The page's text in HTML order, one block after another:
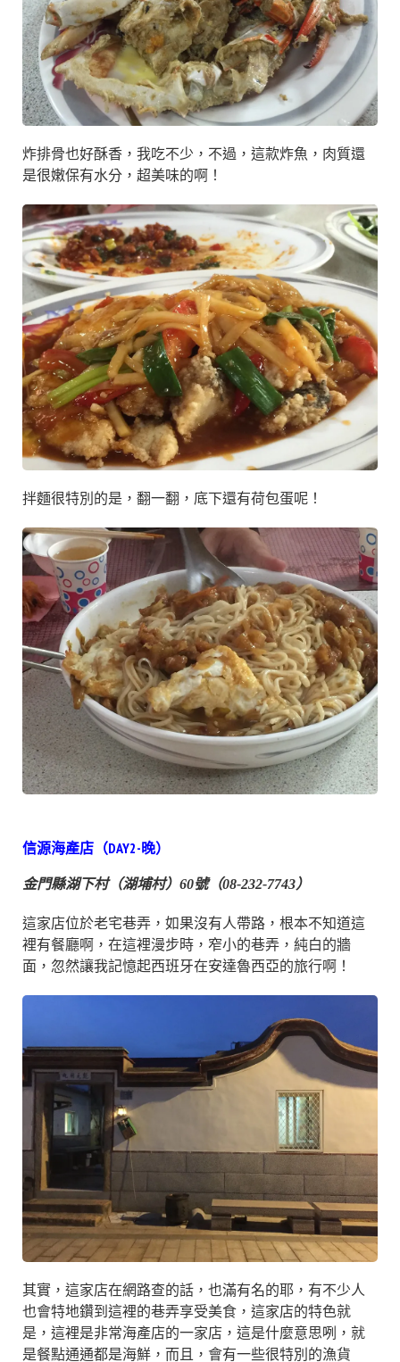
炸排骨也好酥香，我吃不少，不過，這款炸魚，肉質還
是很嫩保有水分，超美味的啊！
拌麵很特別的是，翻一翻，底下還有荷包蛋呢！
信源海產店（DAY2-晚）
金門縣湖下村（湖埔村）60號（08-232-7743）
這家店位於老宅巷弄，如果沒有人帶路，根本不知道這
裡有餐廳啊，在這裡漫步時，窄小的巷弄，純白的牆
面，忽然讓我記憶起西班牙在安達魯西亞的旅行啊！
其實，這家店在網路查的話，也滿有名的耶，有不少人
也會特地鑽到這裡的巷弄享受美食，這家店的特色就
是，這裡是非常海產店的一家店，這是什麼意思咧，就
是餐點通通都是海鮮，而且，會有一些很特別的漁貨